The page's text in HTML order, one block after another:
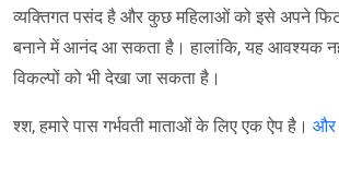
व्यक्तिगत पसंद है और कुछ महिलाओं को इसे अपने
बनाने में आनंद आ सकता है। हालांकि, यह आवश्यक
विकल्पों को भी देखा जा सकता है।
श्श, हमारे पास गर्भवती माताओं के लिए एक ऐप है। और